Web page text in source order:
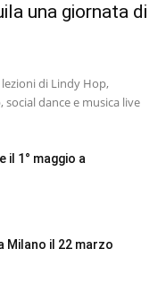
una giornata di
lezioni di Lindy Hop,
social dance e musica live
il 1° maggio a
Milano il 22 marzo